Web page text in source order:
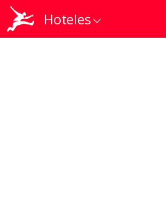
Hoteles